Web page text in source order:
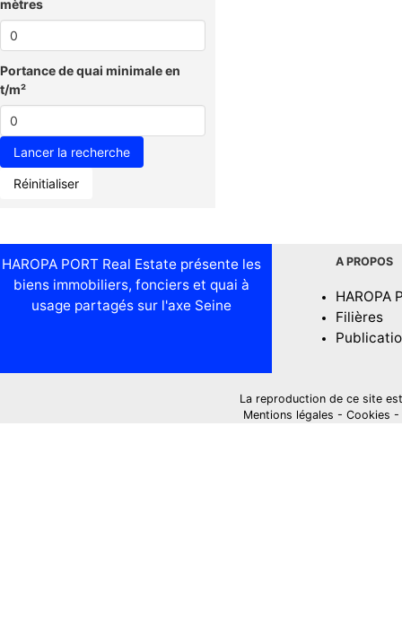
mètres
Portance de quai minimale en
t/m²
Réinitialiser
HAROPA PORT Real Estate présente les
biens immobiliers, fonciers et quai à
usage partagés sur l'axe Seine
A PROPOS
HAROPA
Filières
La reproduction de ce site
Mentions légales - Cookies -